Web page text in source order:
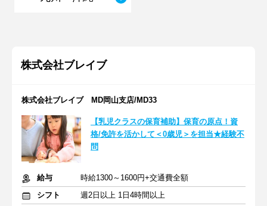
株式会社ブレイブ
株式会社ブレイブ MD岡山支店/MD33
【乳児クラスの保育補助】保育の原点！資
格/免許を活かして＜0歳児＞を担当★経験不
問
給与
時給1300～1600円+交通費全額
シフト
週2日以上 1日4時間以上